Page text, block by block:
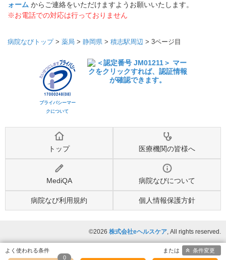
ォーム からご連絡をいただけますようお願いいたします。
※お電話での対応は行っておりません
病院なびトップ> 薬局 > 静岡県 > 積志駅周辺 > 3ページ目
プライバシーマー
クについて
トップ 医療機関の皆様へ
MediQA 病院なびについて
病院なび利用規約 個人情報保護方針
©2026 株式会社eヘルスケア, All rights reserved.
0
条件変更